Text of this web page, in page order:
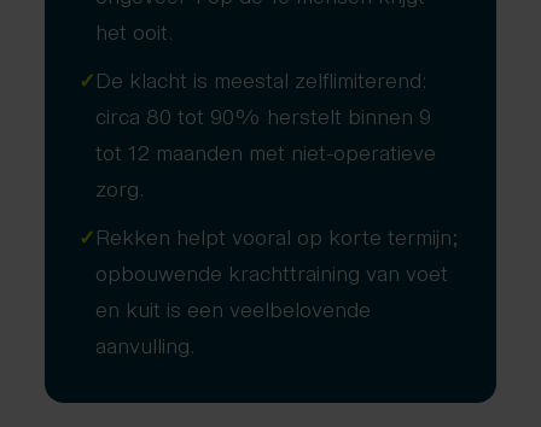
het ooit.
✓De klacht is meestal zelflimiterend:
circa 80 tot 90% herstelt binnen 9
tot 12 maanden met niet-operatieve
zorg.
✓Rekken helpt vooral op korte termijn;
opbouwende krachttraining van voet
en kuit is een veelbelovende
aanvulling.